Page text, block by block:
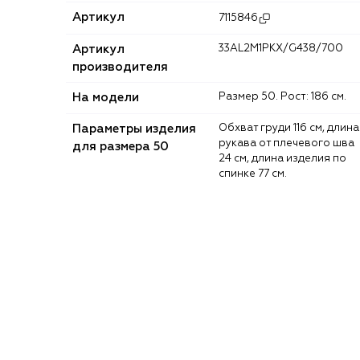
Артикул 7115846
Артикул
производителя
33AL2M1PKX/G438/700
На модели Размер 50. Рост: 186 см.
Параметры изделия
для размера 50
Обхват груди 116 см, длина
рукава от плечевого шва
24 см, длина изделия по
спинке 77 см.